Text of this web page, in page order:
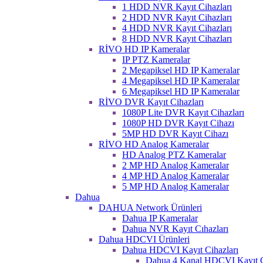
1 HDD NVR Kayıt Cihazları
2 HDD NVR Kayıt Cihazları
4 HDD NVR Kayıt Cihazları
8 HDD NVR Kayıt Cihazları
RİVO HD IP Kameralar
IP PTZ Kameralar
2 Megapiksel HD IP Kameralar
4 Megapiksel HD IP Kameralar
6 Megapiksel HD IP Kameralar
RİVO DVR Kayıt Cihazları
1080P Lite DVR Kayıt Cihazları
1080P HD DVR Kayıt Cihazı
5MP HD DVR Kayıt Cihazı
RİVO HD Analog Kameralar
HD Analog PTZ Kameralar
2 MP HD Analog Kameralar
4 MP HD Analog Kameralar
5 MP HD Analog Kameralar
Dahua
DAHUA Network Ürünleri
Dahua IP Kameralar
Dahua NVR Kayıt Cıhazları
Dahua HDCVI Ürünleri
Dahua HDCVI Kayıt Cihazları
Dahua 4 Kanal HDCVI Kayıt